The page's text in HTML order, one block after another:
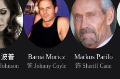
波普 Barna Moricz
饰 Johnny Coyle
Markus Parilo
饰 Sheriff Cane